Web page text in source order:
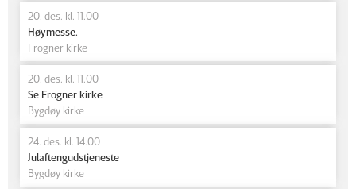
20. des. kl. 11.00
Høymesse.
Frogner kirke
20. des. kl. 11.00
Se Frogner kirke
Bygdøy kirke
24. des. kl. 14.00
Julaftengudstjeneste
Bygdøy kirke